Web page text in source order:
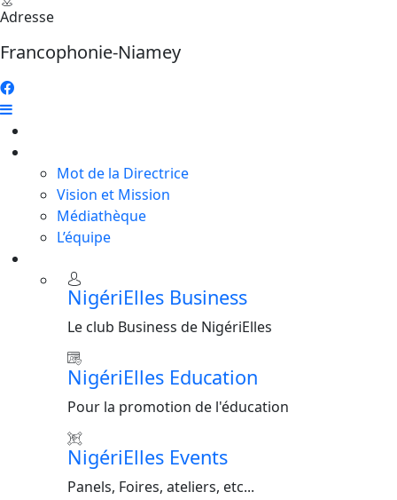
Adresse
Francophonie-Niamey
Mot de la Directrice
Vision et Mission
Médiathèque
L’équipe
NigériElles Business
Le club Business de NigériElles
NigériElles Education
Pour la promotion de l'éducation
NigériElles Events
Panels, Foires, ateliers, etc...